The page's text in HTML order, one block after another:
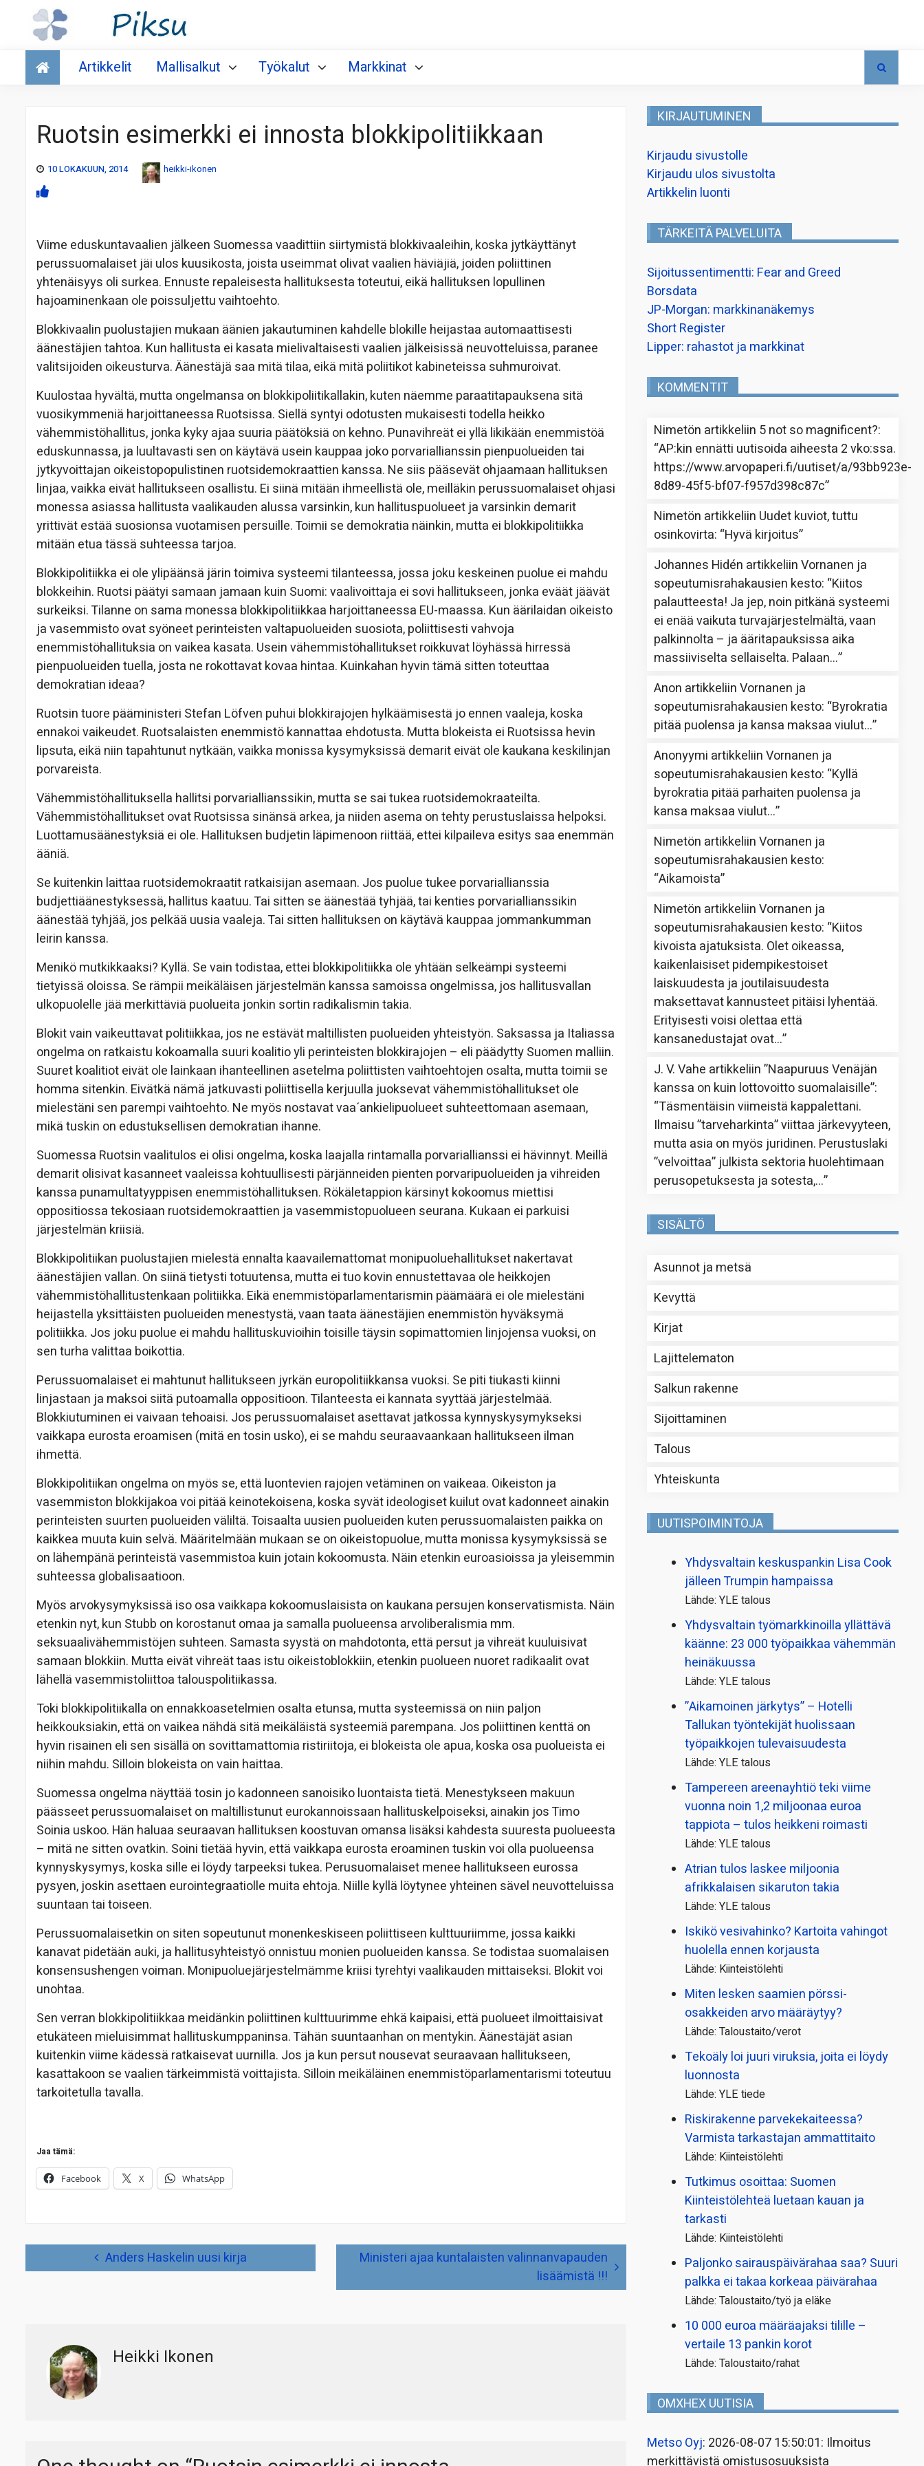
Talous
Artikkelit Mallisalkut Työkalut Markkinat
Ruotsin esimerkki ei innosta blokkipolitiikkaan
10 LOKAKUUN, 2014 heikki-ikonen
Viime eduskuntavaalien jälkeen Suomessa vaadittiin siirtymistä blokkivaaleihin, koska jytkäyttänyt
perussuomalaiset jäi ulos kuusikosta, joista useimmat olivat vaalien häviäjiä, joiden poliittinen
yhtenäisyys oli surkea. Ennuste repaleisesta hallituksesta toteutui, eikä hallituksen lopullinen
hajoaminenkaan ole poissuljettu vaihtoehto.
Blokkivaalin puolustajien mukaan äänien jakautuminen kahdelle blokille heijastaa automaattisesti
äänestäjien tahtoa. Kun hallitusta ei kasata mielivaltaisesti vaalien jälkeisissä neuvotteluissa, paranee
valitsijoiden oikeusturva. Äänestäjä saa mitä tilaa, eikä mitä poliitikot kabineteissa suhmuroivat.
Kuulostaa hyvältä, mutta ongelmansa on blokkipoliitikallakin, kuten näemme paraatitapauksena sitä
vuosikymmeniä harjoittaneessa Ruotsissa. Siellä syntyi odotusten mukaisesti todella heikko
vähemmistöhallitus, jonka kyky ajaa suuria päätöksiä on kehno. Punavihreät ei yllä likikään enemmistöä
eduskunnassa, ja luultavasti sen on käytävä usein kauppaa joko porvariallianssin pienpuolueiden tai
jytkyvoittajan oikeistopopulistinen ruotsidemokraattien kanssa. Ne siis pääsevät ohjaamaan hallituksen
linjaa, vaikka eivät hallitukseen osallistu. Ei siinä mitään ihmeellistä ole, meilläkin perussuomalaiset ohjasi
monessa asiassa hallitusta vaalikauden alussa varsinkin, kun hallituspuolueet ja varsinkin demarit
yrittivät estää suosionsa vuotamisen persuille. Toimii se demokratia näinkin, mutta ei blokkipolitiikka
mitään etua tässä suhteessa tarjoa.
Blokkipolitiikka ei ole ylipäänsä järin toimiva systeemi tilanteessa, jossa joku keskeinen puolue ei mahdu
blokkeihin. Ruotsi päätyi samaan jamaan kuin Suomi: vaalivoittaja ei sovi hallitukseen, jonka eväät jäävät
surkeiksi. Tilanne on sama monessa blokkipolitiikkaa harjoittaneessa EU-maassa. Kun äärilaidan oikeisto
ja vasemmisto ovat syöneet perinteisten valtapuolueiden suosiota, poliittisesti vahvoja
enemmistöhallituksia on vaikea kasata. Usein vähemmistöhallitukset roikkuvat löyhässä hirressä
pienpuolueiden tuella, josta ne rokottavat kovaa hintaa. Kuinkahan hyvin tämä sitten toteuttaa
demokratian ideaa?
Ruotsin tuore pääministeri Stefan Löfven puhui blokkirajojen hylkäämisestä jo ennen vaaleja, koska
ennakoi vaikeudet. Ruotsalaisten enemmistö kannattaa ehdotusta. Mutta blokeista ei Ruotsissa hevin
lipsuta, eikä niin tapahtunut nytkään, vaikka monissa kysymyksissä demarit eivät ole kaukana keskilinjan
porvareista.
Vähemmistöhallituksella hallitsi porvariallianssikin, mutta se sai tukea ruotsidemokraateilta.
Vähemmistöhallitukset ovat Ruotsissa sinänsä arkea, ja niiden asema on tehty perustuslaissa helpoksi.
Luottamusäänestyksiä ei ole. Hallituksen budjetin läpimenoon riittää, ettei kilpaileva esitys saa enemmän
ääniä.
Se kuitenkin laittaa ruotsidemokraatit ratkaisijan asemaan. Jos puolue tukee porvariallianssia
budjettiäänestyksessä, hallitus kaatuu. Tai sitten se äänestää tyhjää, tai kenties porvariallianssikin
äänestää tyhjää, jos pelkää uusia vaaleja. Tai sitten hallituksen on käytävä kauppaa jommankumman
leirin kanssa.
Menikö mutkikkaaksi? Kyllä. Se vain todistaa, ettei blokkipolitiikka ole yhtään selkeämpi systeemi
tietyissä oloissa. Se rämpii meikäläisen järjestelmän kanssa samoissa ongelmissa, jos hallitusvallan
ulkopuolelle jää merkittäviä puolueita jonkin sortin radikalismin takia.
Blokit vain vaikeuttavat politiikkaa, jos ne estävät maltillisten puolueiden yhteistyön. Saksassa ja Italiassa
ongelma on ratkaistu kokoamalla suuri koalitio yli perinteisten blokkirajojen – eli päädytty Suomen malliin.
Suuret koalitiot eivät ole lainkaan ihanteellinen asetelma poliittisten vaihtoehtojen osalta, mutta toimii se
homma sitenkin. Eivätkä nämä jatkuvasti poliittisella kerjuulla juoksevat vähemmistöhallitukset ole
mielestäni sen parempi vaihtoehto. Ne myös nostavat vaa´ankielipuolueet suhteettomaan asemaan,
mikä tuskin on edustuksellisen demokratian ihanne.
Suomessa Ruotsin vaalitulos ei olisi ongelma, koska laajalla rintamalla porvariallianssi ei hävinnyt. Meillä
demarit olisivat kasanneet vaaleissa kohtuullisesti pärjänneiden pienten porvaripuolueiden ja vihreiden
kanssa punamultatyyppisen enemmistöhallituksen. Rökäletappion kärsinyt kokoomus miettisi
oppositiossa tekosiaan ruotsidemokraattien ja vasemmistopuolueen seurana. Kukaan ei parkuisi
järjestelmän kriisiä.
Blokkipolitiikan puolustajien mielestä ennalta kaavailemattomat monipuoluehallitukset nakertavat
äänestäjien vallan. On siinä tietysti totuutensa, mutta ei tuo kovin ennustettavaa ole heikkojen
vähemmistöhallitustenkaan politiikka. Eikä enemmistöparlamentarismin päämäärä ei ole mielestäni
heijastella yksittäisten puolueiden menestystä, vaan taata äänestäjien enemmistön hyväksymä
politiikka. Jos joku puolue ei mahdu hallituskuvioihin toisille täysin sopimattomien linjojensa vuoksi, on
sen turha valittaa boikottia.
Perussuomalaiset ei mahtunut hallitukseen jyrkän europolitiikkansa vuoksi. Se piti tiukasti kiinni
linjastaan ja maksoi siitä putoamalla oppositioon. Tilanteesta ei kannata syyttää järjestelmää.
Blokkiutuminen ei vaivaan tehoaisi. Jos perussuomalaiset asettavat jatkossa kynnyskysymykseksi
vaikkapa eurosta eroamisen (mitä en tosin usko), ei se mahdu seuraavaankaan hallitukseen ilman
ihmettä.
Blokkipolitiikan ongelma on myös se, että luontevien rajojen vetäminen on vaikeaa. Oikeiston ja
vasemmiston blokkijakoa voi pitää keinotekoisena, koska syvät ideologiset kuilut ovat kadonneet ainakin
perinteisten suurten puolueiden väliltä. Toisaalta uusien puolueiden kuten perussuomalaisten paikka on
kaikkea muuta kuin selvä. Määritelmään mukaan se on oikeistopuolue, mutta monissa kysymyksissä se
on lähempänä perinteistä vasemmistoa kuin jotain kokoomusta. Näin etenkin euroasioissa ja yleisemmin
suhteessa globalisaatioon.
Myös arvokysymyksissä iso osa vaikkapa kokoomuslaisista on kaukana persujen konservatismista. Näin
etenkin nyt, kun Stubb on korostanut omaa ja samalla puolueensa arvoliberalismia mm.
seksuaalivähemmistöjen suhteen. Samasta syystä on mahdotonta, että persut ja vihreät kuuluisivat
samaan blokkiin. Mutta eivät vihreät taas istu oikeistoblokkiin, etenkin puolueen nuoret radikaalit ovat
lähellä vasemmistoliittoa talouspolitiikassa.
Toki blokkipolitiikalla on ennakkoasetelmien osalta etunsa, mutta systeemissä on niin paljon
heikkouksiakin, että on vaikea nähdä sitä meikäläistä systeemiä parempana. Jos poliittinen kenttä on
hyvin risainen eli sen sisällä on sovittamattomia ristiriitoja, ei blokeista ole apua, koska osa puolueista ei
niihin mahdu. Silloin blokeista on vain haittaa.
Suomessa ongelma näyttää tosin jo kadonneen sanoisiko luontaista tietä. Menestykseen makuun
päässeet perussuomalaiset on maltillistunut eurokannoissaan hallituskelpoiseksi, ainakin jos Timo
Soinia uskoo. Hän haluaa seuraavan hallituksen koostuvan omansa lisäksi kahdesta suuresta puolueesta
– mitä ne sitten ovatkin. Soini tietää hyvin, että vaikkapa eurosta eroaminen tuskin voi olla puolueensa
kynnyskysymys, koska sille ei löydy tarpeeksi tukea. Perusuomalaiset menee hallitukseen eurossa
pysyen, joskin asettaen eurointegraatiolle muita ehtoja. Niille kyllä löytynee yhteinen sävel neuvotteluissa
suuntaan tai toiseen.
Perussuomalaisetkin on siten sopeutunut monenkeskiseen poliittiseen kulttuuriimme, jossa kaikki
kanavat pidetään auki, ja hallitusyhteistyö onnistuu monien puolueiden kanssa. Se todistaa suomalaisen
konsensushengen voiman. Monipuoluejärjestelmämme kriisi tyrehtyi vaalikauden mittaiseksi. Blokit voi
unohtaa.
Sen verran blokkipolitiikkaa meidänkin poliittinen kulttuurimme ehkä kaipaisi, että puolueet ilmoittaisivat
etukäteen mieluisimmat hallituskumppaninsa. Tähän suuntaanhan on mentykin. Äänestäjät asian
kuitenkin viime kädessä ratkaisevat uurnilla. Jos ja kun persut nousevat seuraavaan hallitukseen,
kasattakoon se vaalien tärkeimmistä voittajista. Silloin meikäläinen enemmistöparlamentarismi toteutuu
tarkoitetulla tavalla.
Jaa tämä:
Facebook X WhatsApp
Anders Haskelin uusi kirja
Ministeri ajaa kuntalaisten valinnanvapauden
lisäämistä !!!
Heikki Ikonen
KIRJAUTUMINEN
Kirjaudu sivustolle
Kirjaudu ulos sivustolta
Artikkelin luonti
TÄRKEITÄ PALVELUITA
Sijoitussentimentti: Fear and Greed
Borsdata
JP-Morgan: markkinanäkemys
Short Register
Lipper: rahastot ja markkinat
KOMMENTIT
Nimetön artikkeliin 5 not so magnificent?:
“AP:kin ennätti uutisoida aiheesta 2 vko:ssa.
https://www.arvopaperi.fi/uutiset/a/93bb923e-
8d89-45f5-bf07-f957d398c87c”
Nimetön artikkeliin Uudet kuviot, tuttu
osinkovirta: “Hyvä kirjoitus”
Johannes Hidén artikkeliinVornanen ja
sopeutumisrahakausien kesto: “Kiitos
palautteesta! Ja jep, noin pitkänä systeemi
ei enää vaikuta turvajärjestelmältä, vaan
palkinnolta – ja ääritapauksissa aika
massiiviselta sellaiselta. Palaan…”
Anon artikkeliinVornanen ja
sopeutumisrahakausien kesto: “Byrokratia
pitää puolensa ja kansa maksaa viulut…”
Anonyymi artikkeliinVornanen ja
sopeutumisrahakausien kesto: “Kyllä
byrokratia pitää parhaiten puolensa ja
kansa maksaa viulut…”
Nimetön artikkeliinVornanen ja
sopeutumisrahakausien kesto:
“Aikamoista”
Nimetön artikkeliinVornanen ja
sopeutumisrahakausien kesto: “Kiitos
kivoista ajatuksista. Olet oikeassa,
kaikenlaisiset pidempikestoiset
laiskuudesta ja joutilaisuudesta
maksettavat kannusteet pitäisi lyhentää.
Erityisesti voisi olettaa että
kansanedustajat ovat…”
J. V. Vahe artikkeliin”Naapuruus Venäjän
kanssa on kuin lottovoitto suomalaisille”:
“Täsmentäisin viimeistä kappalettani.
Ilmaisu ”tarveharkinta” viittaa järkevyyteen,
mutta asia on myös juridinen. Perustuslaki
”velvoittaa” julkista sektoria huolehtimaan
perusopetuksesta ja sotesta,…”
SISÄLTÖ
Asunnot ja metsä
Kevyttä
Kirjat
Lajittelematon
Salkun rakenne
Sijoittaminen
Talous
Yhteiskunta
UUTISPOIMINTOJA
Yhdysvaltain keskuspankin Lisa Cook
jälleen Trumpin hampaissa
Lähde: YLE talous
Yhdysvaltain työmarkkinoilla yllättävä
käänne: 23 000 työpaikkaa vähemmän
heinäkuussa
Lähde: YLE talous
”Aikamoinen järkytys” – Hotelli
Tallukan työntekijät huolissaan
työpaikkojen tulevaisuudesta
Lähde: YLE talous
Tampereen areenayhtiö teki viime
vuonna noin 1,2 miljoonaa euroa
tappiota – tulos heikkeni roimasti
Lähde: YLE talous
Atrian tulos laskee miljoonia
afrikkalaisen sikaruton takia
Lähde: YLE talous
Iskikö vesivahinko? Kartoita vahingot
huolella ennen korjausta
Lähde: Kiinteistölehti
Miten lesken saamien pörssi­
osakkeiden arvo määräytyy?
Lähde: Taloustaito/verot
Tekoäly loi juuri viruksia, joita ei löydy
luonnosta
Lähde: YLE tiede
Riskirakenne parvekekaiteessa?
Varmista tarkastajan ammattitaito
Lähde: Kiinteistölehti
Tutkimus osoittaa: Suomen
Kiinteistölehteä luetaan kauan ja
tarkasti
Lähde: Kiinteistölehti
Paljonko sairauspäivä­rahaa saa? Suuri
palkka ei takaa korkeaa päivärahaa
Lähde: Taloustaito/työ ja eläke
10 000 euroa määräajaksi tilille –
vertaile 13 pankin korot
Lähde: Taloustaito/rahat
OMXHEX UUTISIA
Metso Oyj: 2026-08-07 15:50:01: Ilmoitus
merkittävistä omistusosuuksista